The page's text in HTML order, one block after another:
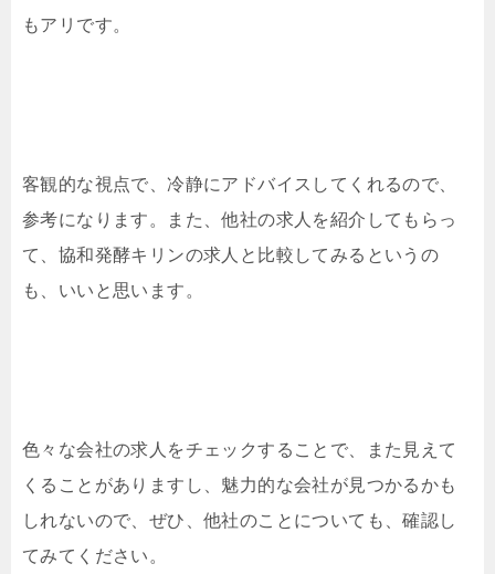
もアリです。
客観的な視点で、冷静にアドバイスしてくれるので、
参考になります。また、他社の求人を紹介してもらっ
て、協和発酵キリンの求人と比較してみるというの
も、いいと思います。
色々な会社の求人をチェックすることで、また見えて
くることがありますし、魅力的な会社が見つかるかも
しれないので、ぜひ、他社のことについても、確認し
てみてください。